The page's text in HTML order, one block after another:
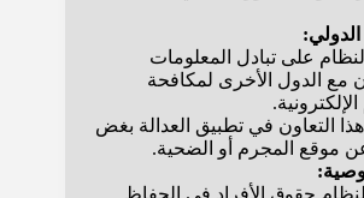
الدولي:
على تبادل المعلومات
مع الدول الأخرى لمكافحة
الإلكترونية.
التعاون في تطبيق العدالة بغض
موقع المجرم أو الضحية.
حقوق الأفراد في الحفاظ